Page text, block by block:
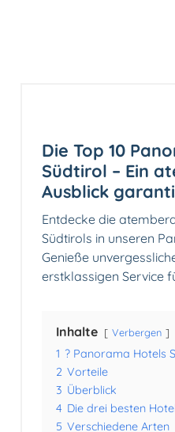
Die Top 10
Südtirol – Ein
Ausblick
Entdecke die
Südtirols in unseren
Genieße
erstklassigen Service
Inhalte Verbergen
1 ? Panorama Hotels
2 Vorteile
3 Überblick
4 Die drei besten
5 Verschiedene Arten